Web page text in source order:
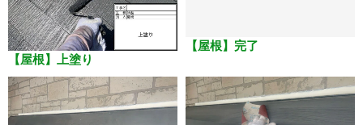
【屋根】上塗り 【屋根】完了